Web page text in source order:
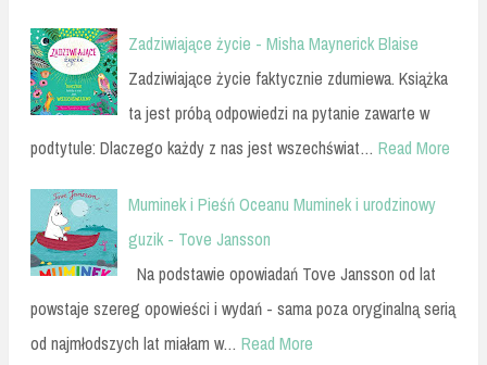
Zadziwiające życie - Misha Maynerick Blaise
Zadziwiające życie faktycznie zdumiewa. Książka
ta jest próbą odpowiedzi na pytanie zawarte w
podtytule: Dlaczego każdy z nas jest wszechświat… Read More
Muminek i Pieśń Oceanu Muminek i urodzinowy
guzik - Tove Jansson
Na podstawie opowiadań Tove Jansson od lat
powstaje szereg opowieści i wydań - sama poza oryginalną serią
od najmłodszych lat miałam w… Read More